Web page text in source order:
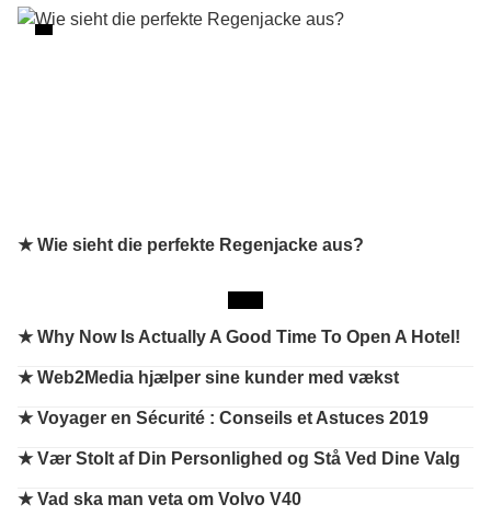
★ Wie sieht die perfekte Regenjacke aus?
★Why Now Is Actually A Good Time To Open A Hotel!
★Web2Media hjælper sine kunder med vækst
★Voyager en Sécurité : Conseils et Astuces 2019
★Vær Stolt af Din Personlighed og Stå Ved Dine Valg
★Vad ska man veta om Volvo V40